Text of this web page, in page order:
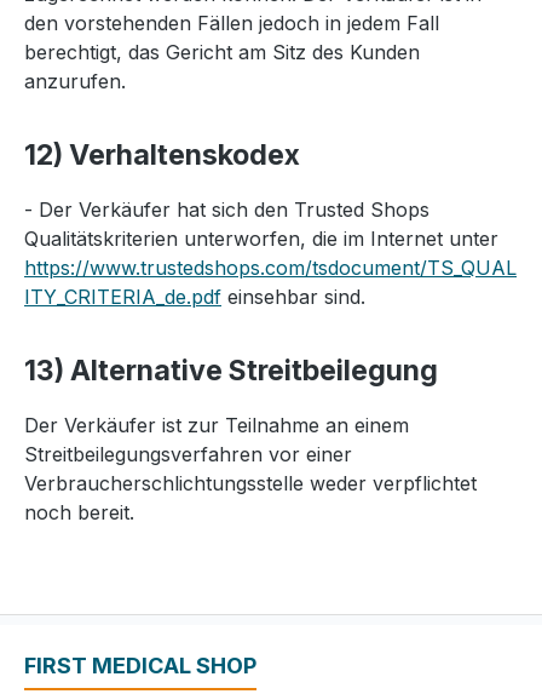
den vorstehenden Fällen jedoch in jedem Fall
berechtigt, das Gericht am Sitz des Kunden
anzurufen.
12) Verhaltenskodex
- Der Verkäufer hat sich den Trusted Shops
Qualitätskriterien unterworfen, die im Internet unter
https://www.trustedshops.com/tsdocument/TS_QUAL
ITY_CRITERIA_de.pdf einsehbar sind.
13) Alternative Streitbeilegung
Der Verkäufer ist zur Teilnahme an einem
Streitbeilegungsverfahren vor einer
Verbraucherschlichtungsstelle weder verpflichtet
noch bereit.
FIRST MEDICAL SHOP